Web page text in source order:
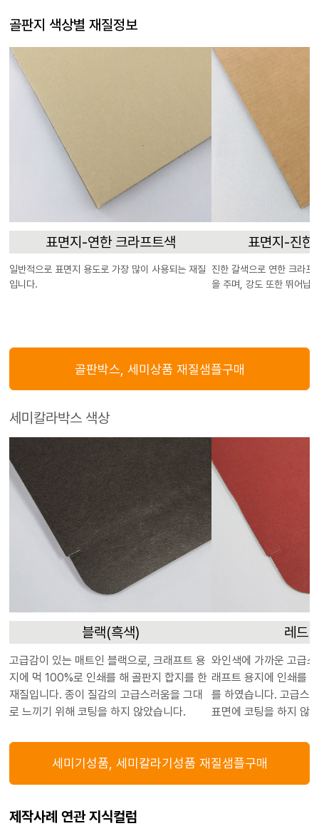
골판지 색상별 재질정보
표면지-연한 크라프트색
일반적으로 표면지 용도로 가장 많이 사용되는 재질
입니다.
표면지-진한
진한 갈색으로 연한 크라프
을 주며, 강도 또한 뛰어납
골판박스, 세미상품 재질샘플구매
세미칼라박스 색상
블랙(흑색)
고급감이 있는 매트인 블랙으로, 크래프트 용
지에 먹 100%로 인쇄를 해 골판지 합지를 한
재질입니다. 종이 질감의 고급스러움을 그대
로 느끼기 위해 코팅을 하지 않았습니다.
레드(
와인색에 가까운 고급
래프트 용지에 인쇄를
를 하였습니다. 고급스
표면에 코팅을 하지 않
세미기성품, 세미칼라기성품 재질샘플구매
제작사례 연관 지식컬럼